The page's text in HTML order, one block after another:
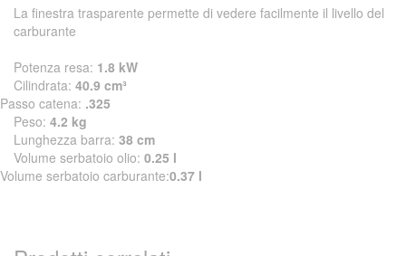
La finestra trasparente permette di vedere facilmente il livello del
carburante
Potenza resa: 1.8 kW
Cilindrata: 40.9 cm³
Passo catena: .325
Peso: 4.2 kg
Lunghezza barra: 38 cm
Volume serbatoio olio: 0.25 l
Volume serbatoio carburante:0.37 l